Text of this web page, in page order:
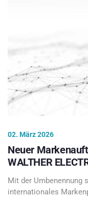
02. März 2026
Neuer
WALTHER
Mit der Umbenennung
internationales